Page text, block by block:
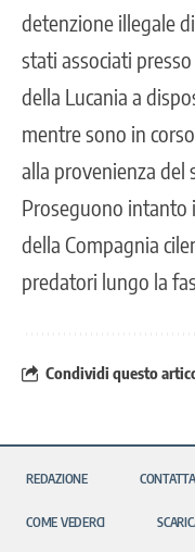
detenzione illegale
stati associati
della Lucania a
mentre sono in
alla provenienza del
Proseguono intanto
della Compagnia
predatori lungo la
Condividi questo
REDAZIONE
COME VEDERCI